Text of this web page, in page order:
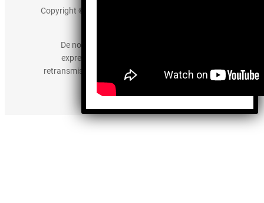
Copyright © 2025 somos-hermanos.mx. Todos los
De no existir previa autorización, queda
expresamente prohibida la publicación,
retransmisión, edición y cualquier otro uso de los
contenidos.